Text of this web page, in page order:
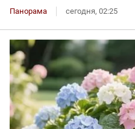
Панорама сегодня, 02:25